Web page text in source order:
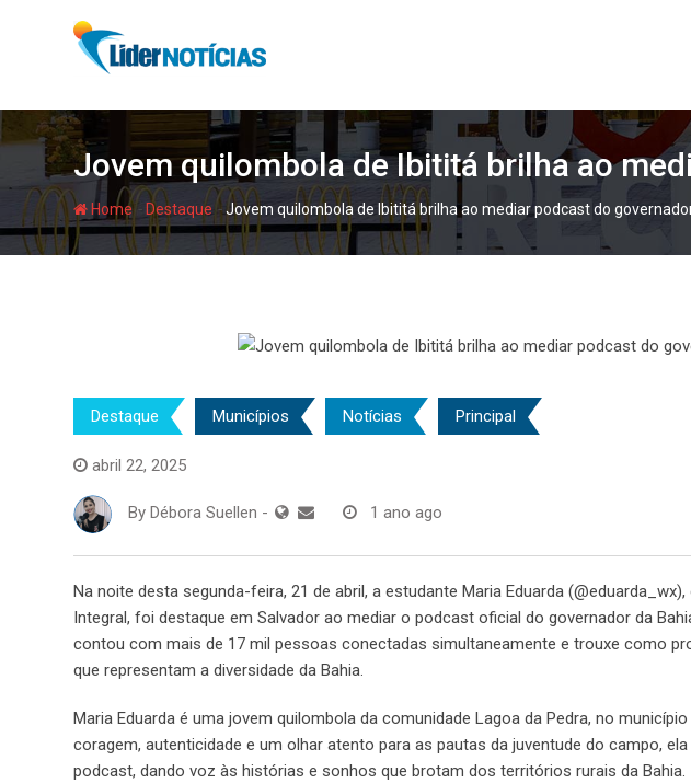
Jovem quilombola de Ibititá brilha ao
Home - Destaque -Jovem quilombola de Ibititá brilha ao mediar podcast do
Destaque Municípios Notícias Principal
abril 22, 2025
By Débora Suellen - 1 ano ago
Na noite desta segunda-feira, 21 de abril, a estudante Maria Eduarda
Integral, foi destaque em Salvador ao mediar o podcast oficial do governador da
contou com mais de 17 mil pessoas conectadas simultaneamente e trouxe como
que representam a diversidade da Bahia.
Maria Eduarda é uma jovem quilombola da comunidade Lagoa da Pedra, no
coragem, autenticidade e um olhar atento para as pautas da juventude do campo,
podcast, dando voz às histórias e sonhos que brotam dos territórios rurais da Bahia.